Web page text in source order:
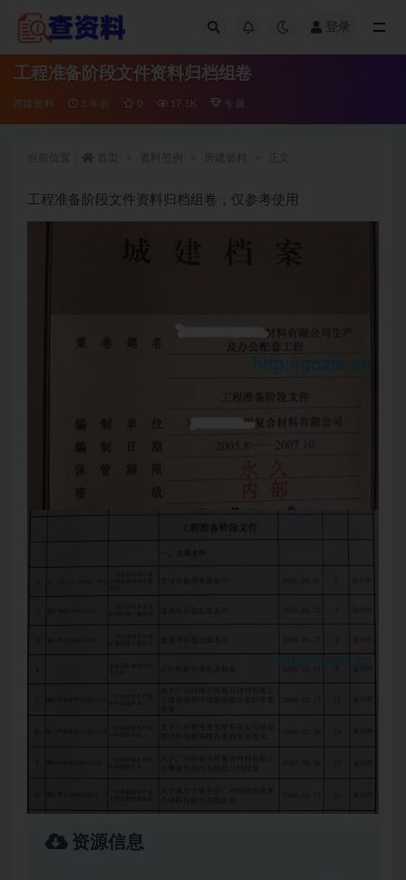
登录
工程准备阶段文件资料归档组卷
房建资料 3 年前 0 17.5K 专属
工程准备阶段文件资料归档组卷，仅参考使用
资源信息